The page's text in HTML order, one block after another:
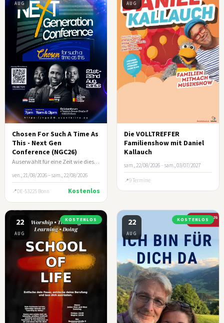
AUG
Chosen For Such A Time As
This - Next Gen
Conference (NGC26)
Auserwählt für eine Zeit wie diese (Esth 4:14)
ven., 21/08/2026 – sam., 22/08/2026
DE-53225 Bonn Kostenlos
AUG
Die VOLLTREFFER
Familienshow mit Daniel
Kallauch
sam., 22/08/2026 –sam., 03/07/2027
9 Termine
22
AUG
KOSTENLOS 22
AUG
KOSTENLOS